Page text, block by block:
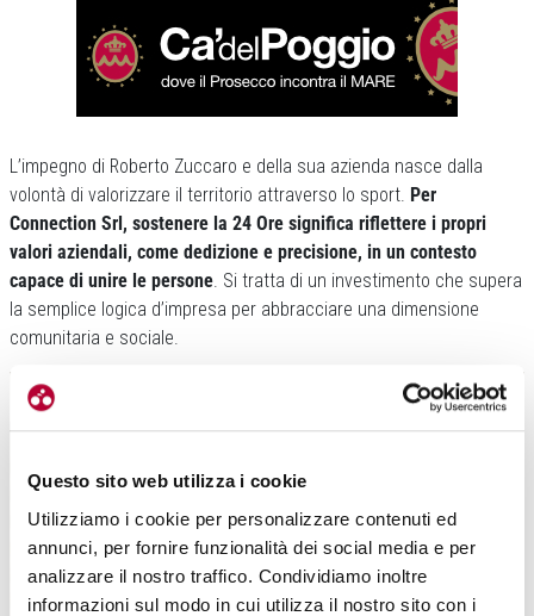
Questo sito web utilizza i cookie
Utilizziamo i cookie per personalizzare contenuti ed
annunci, per fornire funzionalità dei social media e per
analizzare il nostro traffico. Condividiamo inoltre
informazioni sul modo in cui utilizza il nostro sito con i
L’impegno di Roberto Zuccaro e della sua azienda nasce dalla
volontà di valorizzare il territorio attraverso lo sport. Per
Connection Srl, sostenere la 24 Ore significa riflettere i propri
valori aziendali, come dedizione e precisione, in un contesto
capace di unire le persone. Si tratta di un investimento che supera
la semplice logica d’impresa per abbracciare una dimensione
comunitaria e sociale.